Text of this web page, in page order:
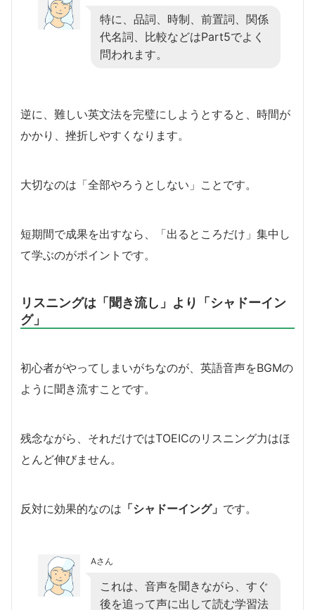
特に、品詞、時制、前置詞、関係
代名詞、比較などはPart5でよく
問われます。
逆に、難しい英文法を完璧にしようとすると、時間が
かかり、挫折しやすくなります。
大切なのは「全部やろうとしない」ことです。
短期間で成果を出すなら、「出るところだけ」集中し
て学ぶのがポイントです。
リスニングは「聞き流し」より「シャドーイン
グ」
初心者がやってしまいがちなのが、英語音声をBGMの
ように聞き流すことです。
残念ながら、それだけではTOEICのリスニング力はほ
とんど伸びません。
反対に効果的なのは 「シャドーイング」 です。
Aさん
これは、音声を聞きながら、すぐ
後を追って声に出して読む学習法